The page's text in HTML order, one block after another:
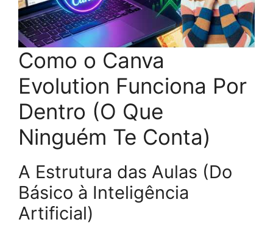
Como o Canva
Evolution Funciona Por
Dentro (O Que
Ninguém Te Conta)
A Estrutura das Aulas (Do
Básico à Inteligência
Artificial)